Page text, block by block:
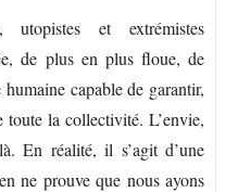
utopistes et extrémistes
de plus en plus floue, de
capable de garantir,
la collectivité. L’envie,
En réalité, il s’agit d’une
ne prouve que nous ayons